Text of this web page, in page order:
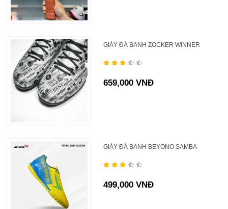
GIÀY ĐÁ BANH ZOCKER WINNER
659,000 VNĐ
GIÀY ĐÁ BANH BEYONO SAMBA
499,000 VNĐ